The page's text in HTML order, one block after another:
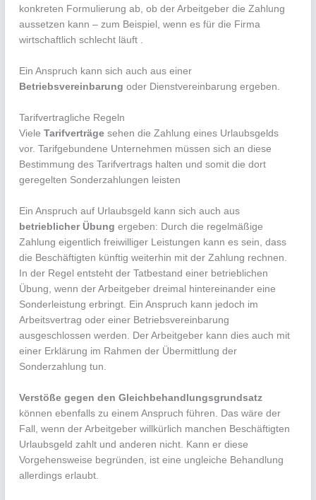
konkreten Formulierung ab, ob der Arbeitgeber die Zahlung
aussetzen kann – zum Beispiel, wenn es für die Firma
wirtschaftlich schlecht läuft .
Ein Anspruch kann sich auch aus einer
Betriebsvereinbarung oder Dienstvereinbarung ergeben.
Tarifvertragliche Regeln
VieleTarifverträge sehen die Zahlung eines Urlaubsgelds
vor. Tarifgebundene Unternehmen müssen sich an diese
Bestimmung des Tarifvertrags halten und somit die dort
geregelten Sonderzahlungen leisten
Ein Anspruch auf Urlaubsgeld kann sich auch aus
betrieblicher Übung ergeben: Durch die regelmäßige
Zahlung eigentlich freiwilliger Leistungen kann es sein, dass
die Beschäftigten künftig weiterhin mit der Zahlung rechnen.
In der Regel entsteht der Tatbestand einer betrieblichen
Übung, wenn der Arbeitgeber dreimal hintereinander eine
Sonderleistung erbringt. Ein Anspruch kann jedoch im
Arbeitsvertrag oder einer Betriebsvereinbarung
ausgeschlossen werden. Der Arbeitgeber kann dies auch mit
einer Erklärung im Rahmen der Übermittlung der
Sonderzahlung tun.
Verstöße gegen den Gleichbehandlungsgrundsatz
können ebenfalls zu einem Anspruch führen. Das wäre der
Fall, wenn der Arbeitgeber willkürlich manchen Beschäftigten
Urlaubsgeld zahlt und anderen nicht. Kann er diese
Vorgehensweise begründen, ist eine ungleiche Behandlung
allerdings erlaubt.